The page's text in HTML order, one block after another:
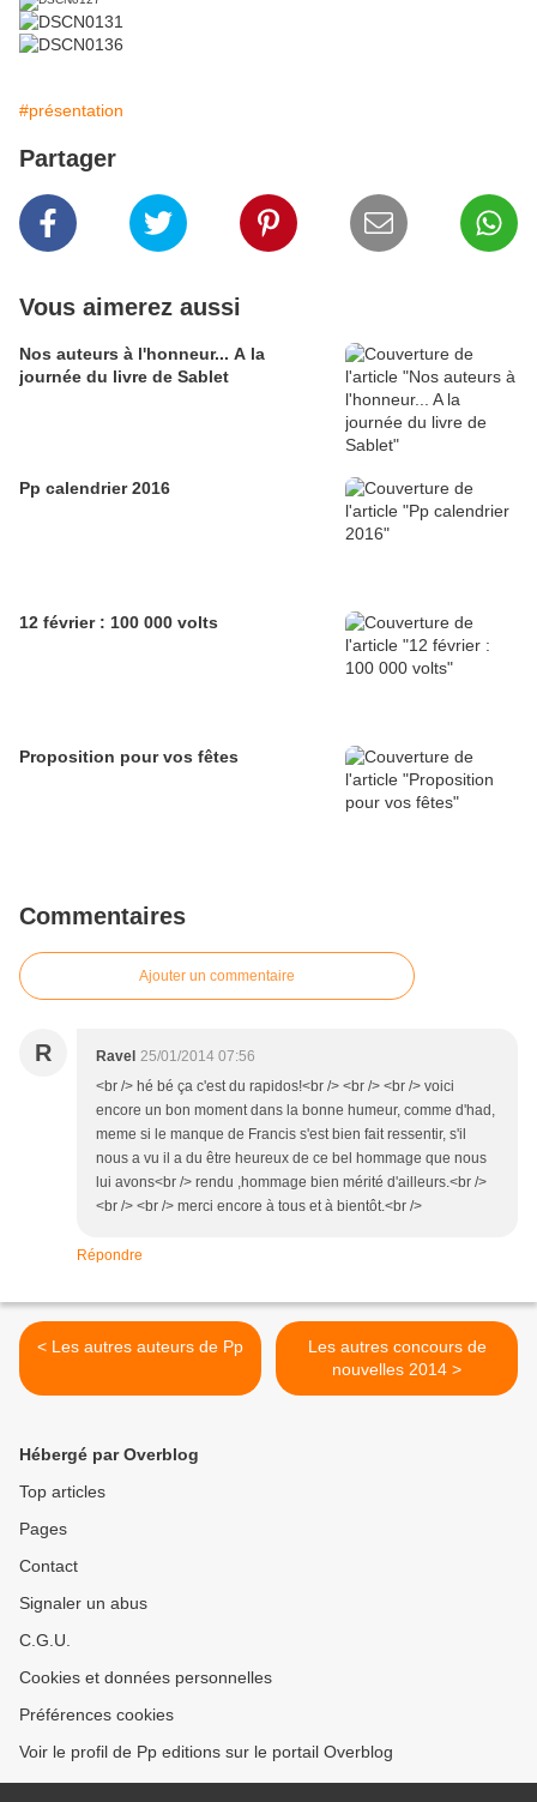
#présentation
Partager
Vous aimerez aussi
Nos auteurs à l'honneur... A la
journée du livre de Sablet
Pp calendrier 2016
12 février : 100 000 volts
Proposition pour vos fêtes
Commentaires
Ajouter un commentaire
R Ravel 25/01/2014 07:56
<br /> hé bé ça c'est du rapidos!<br /> <br /> <br /> voici
encore un bon moment dans la bonne humeur, comme d'had,
meme si le manque de Francis s'est bien fait ressentir, s'il
nous a vu il a du être heureux de ce bel hommage que nous
lui avons<br /> rendu ,hommage bien mérité d'ailleurs.<br />
<br /> <br /> merci encore à tous et à bientôt.<br />
Répondre
< Les autres auteurs de Pp
Les autres concours de
nouvelles 2014 >
Hébergé par Overblog
Top articles
Pages
Contact
Signaler un abus
C.G.U.
Cookies et données personnelles
Préférences cookies
Voir le profil de Pp editions sur le portail Overblog